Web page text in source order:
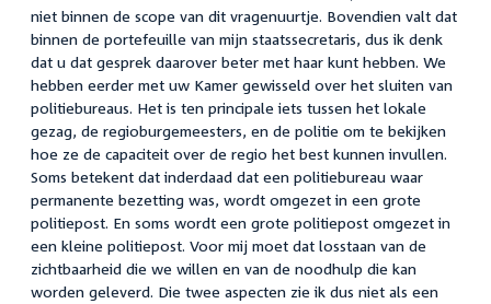
niet binnen de scope van dit vragenuurtje. Bovendien valt dat
binnen de portefeuille van mijn staatssecretaris, dus ik denk
dat u dat gesprek daarover beter met haar kunt hebben. We
hebben eerder met uw Kamer gewisseld over het sluiten van
politiebureaus. Het is ten principale iets tussen het lokale
gezag, de regioburgemeesters, en de politie om te bekijken
hoe ze de capaciteit over de regio het best kunnen invullen.
Soms betekent dat inderdaad dat een politiebureau waar
permanente bezetting was, wordt omgezet in een grote
politiepost. En soms wordt een grote politiepost omgezet in
een kleine politiepost. Voor mij moet dat losstaan van de
zichtbaarheid die we willen en van de noodhulp die kan
worden geleverd. Die twee aspecten zie ik dus niet als een